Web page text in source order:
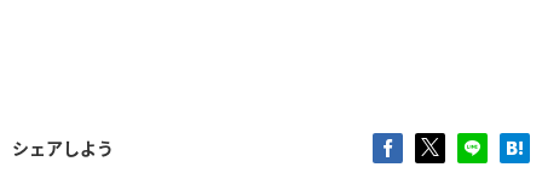
シェアしよう